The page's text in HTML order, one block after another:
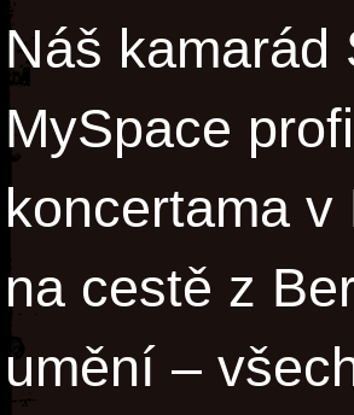
Náš kamarád
MySpace
koncertama
na cestě z
umění –